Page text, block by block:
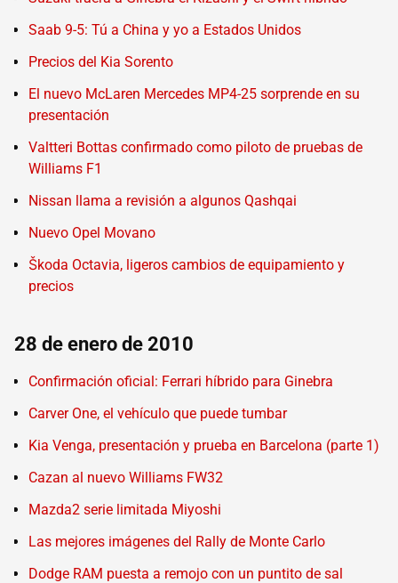
Saab 9-5: Tú a China y yo a Estados Unidos
Precios del Kia Sorento
El nuevo McLaren Mercedes MP4-25 sorprende en su
presentación
Valtteri Bottas confirmado como piloto de pruebas de
Williams F1
Nissan llama a revisión a algunos Qashqai
Nuevo Opel Movano
Škoda Octavia, ligeros cambios de equipamiento y
precios
28 de enero de 2010
Confirmación oficial: Ferrari híbrido para Ginebra
Carver One, el vehículo que puede tumbar
Kia Venga, presentación y prueba en Barcelona (parte 1)
Cazan al nuevo Williams FW32
Mazda2 serie limitada Miyoshi
Las mejores imágenes del Rally de Monte Carlo
Dodge RAM puesta a remojo con un puntito de sal